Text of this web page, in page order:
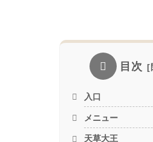
目次
入口
メニュー
天草大王